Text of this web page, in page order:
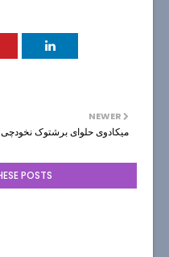
NEWER
میکادوی حلوای برشتوک نخودچی
POSTS